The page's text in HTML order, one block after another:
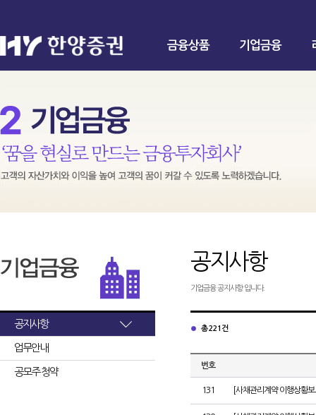
금융상품 기업금융
공지사항
업무안내
공모주 청약
공지사항
기업금융 공지사항 입니다.
총 221건
번호
131 [사채관리계약 이행상황